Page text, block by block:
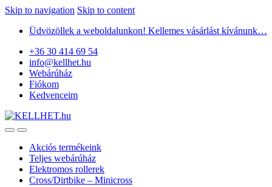
Skip to navigation Skip to content
Üdvözöllek a weboldalunkon! Kellemes vásárlást kívánunk…
+36 30 414 69 54
info@kellhet.hu
Webárúház
Fiókom
Kedvenceim
Akciós termékeink
Teljes webárúház
Elektromos rollerek
Cross/Dirtbike – Minicross